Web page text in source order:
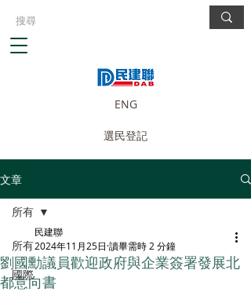
ENG
選民登記
文章
所有
國際
所有
劉國勳議員歡迎政府與企業簽署發展北
都意向書
民建聯
2024年11月25日 讀畢需時 2 分鐘